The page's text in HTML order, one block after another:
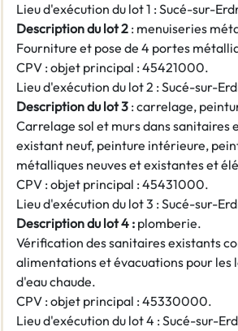
Lieu d'exécution du lot 1 : Sucé-sur-
Description du lot 2 : menuiseries
Fourniture et pose de 4 portes
CPV : objet principal : 45421000.
Lieu d'exécution du lot 2 : Sucé-sur-
Description du lot 3 : carrelage,
Carrelage sol et murs dans
existant neuf, peinture intérieure,
métalliques neuves et existantes et
CPV : objet principal : 45431000.
Lieu d'exécution du lot 3 : Sucé-sur-
Description du lot 4 : plomberie.
Vérification des sanitaires existants
alimentations et évacuations pour les
d'eau chaude.
CPV : objet principal : 45330000.
Lieu d'exécution du lot 4 : Sucé-sur-